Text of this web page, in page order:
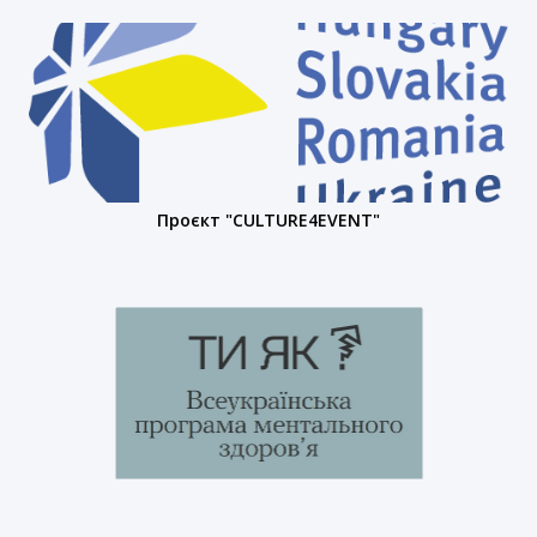
Проєкт "CULTURE4EVENT"